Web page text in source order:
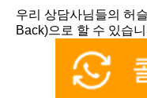
우리 상담사님들의 허
Back)으로 할 수 있습